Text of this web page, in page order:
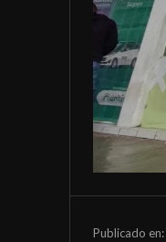
Publicado en: